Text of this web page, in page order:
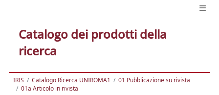
Catalogo dei prodotti della
ricerca
IRIS Catalogo Ricerca UNIROMA1
01 Pubblicazione su rivista
01a Articolo in rivista